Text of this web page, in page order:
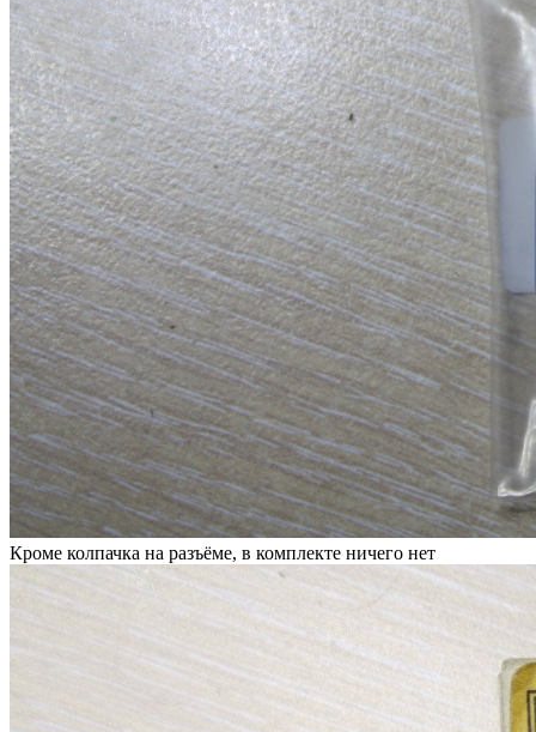
Кроме колпачка на разъёме, в комплекте ничего нет